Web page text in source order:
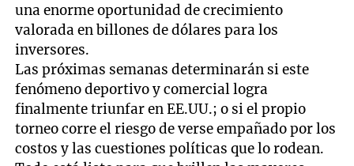
una enorme oportunidad de crecimiento
valorada en billones de dólares para los
inversores.
Las próximas semanas determinarán si este
fenómeno deportivo y comercial logra
finalmente triunfar en EE.UU.; o si el propio
torneo corre el riesgo de verse empañado por los
costos y las cuestiones políticas que lo rodean.